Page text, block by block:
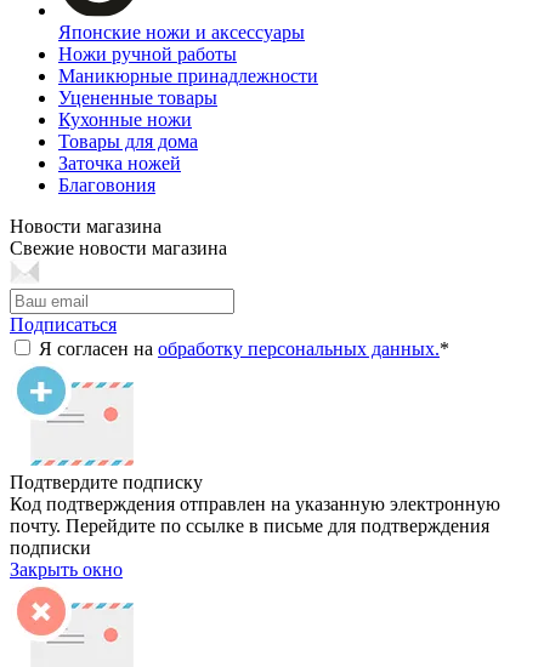
Японские ножи и аксессуары
Ножи ручной работы
Маникюрные принадлежности
Уцененные товары
Кухонные ножи
Товары для дома
Заточка ножей
Благовония
Новости магазина
Свежие новости магазина
Подписаться
Я согласен на обработку персональных данных.*
Подтвердите подписку
Код подтверждения отправлен на указанную электронную
почту. Перейдите по ссылке в письме для подтверждения
подписки
Закрыть окно